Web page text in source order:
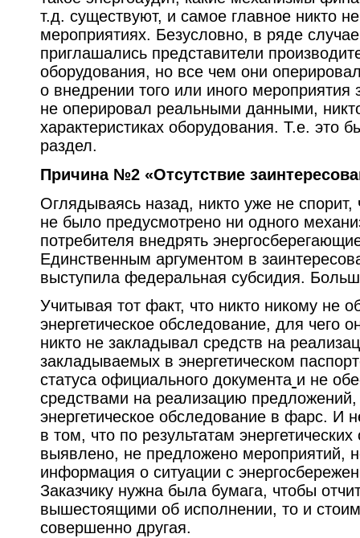
т.д. существуют, и самое главное никто
мероприятиях. Безусловно, в ряде
приглашались представители
оборудования, но все чем они
о внедрении того или иного мероприятия
не оперировал реальными данными,
характеристиках оборудования. Т.е. это
раздел.
Причина №2 «Отсутствие
Оглядываясь назад, никто уже не
не было предусмотрено ни одного
потребителя внедрять
Единственным аргументом в
выступила федеральная субсидия.
Учитывая тот факт, что никто никому не
энергетическое обследование, для чего
никто не закладывал средств на
закладываемых в энергетическом
статуса официального документа и не
средствами на реализацию предложений,
энергетическое обследование в фарс. И
в том, что по результатам
выявлено, не предложено мероприятий,
информация о ситуации с
Заказчику нужна была бумага, чтобы
вышестоящими об исполнении, то и
совершенно другая.